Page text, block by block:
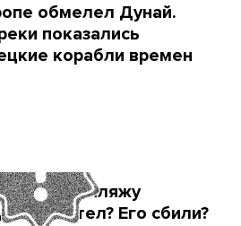
обмелел Дунай.
показались
корабли времен
попал по пляжу
он летел? Его сбили?